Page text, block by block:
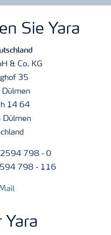
Sie Yara
& Co. KG
35
14 64
2594 798 - 0
798 - 116
Yara